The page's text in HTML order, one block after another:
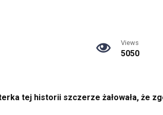
Views
5050
tej historii szczerze żałowała, że